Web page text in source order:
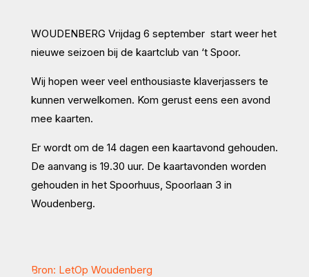
WOUDENBERG Vrijdag 6 september start weer het
nieuwe seizoen bij de kaartclub van ‘t Spoor.
Wij hopen weer veel enthousiaste klaverjassers te
kunnen verwelkomen. Kom gerust eens een avond
mee kaarten.
Er wordt om de 14 dagen een kaartavond gehouden.
De aanvang is 19.30 uur. De kaartavonden worden
gehouden in het Spoorhuus, Spoorlaan 3 in
Woudenberg.
Bron: LetOp Woudenberg